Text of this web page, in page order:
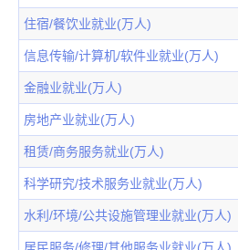
住宿/餐饮业就业(万人)
信息传输/计算机/软件业就业(万人)
金融业就业(万人)
房地产业就业(万人)
租赁/商务服务就业(万人)
科学研究/技术服务业就业(万人)
水利/环境/公共设施管理业就业(万人)
居民服务/修理/其他服务业就业(万人)